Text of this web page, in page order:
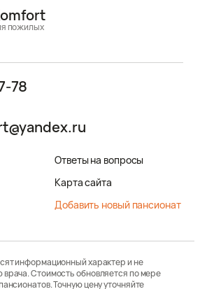
пожилых
78
Ответы на вопросы
Карта сайта
Добавить новый пансионат
информационный характер и не
Стоимость обновляется по мере
Точную цену уточняйте